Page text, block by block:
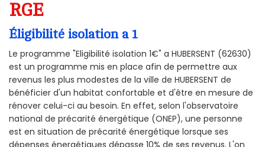
RGE
Éligibilité isolation a 1
Le programme "Eligibilité isolation 1€" a HUBERSENT (62630)
est un programme mis en place afin de permettre aux
revenus les plus modestes de la ville de HUBERSENT de
bénéficier d'un habitat confortable et d'être en mesure de
rénover celui-ci au besoin. En effet, selon l'observatoire
national de précarité énergétique (ONEP), une personne
est en situation de précarité énergétique lorsque ses
dépenses énergétiques dépasse 10% de ses revenus. L'on